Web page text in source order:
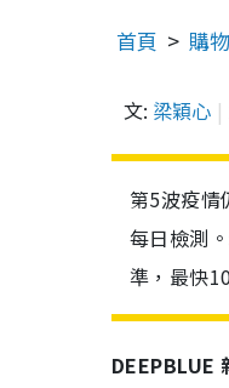
首頁 購
文: 梁穎心
第5波疫
每日檢測
準，最快
DEEPBLUE